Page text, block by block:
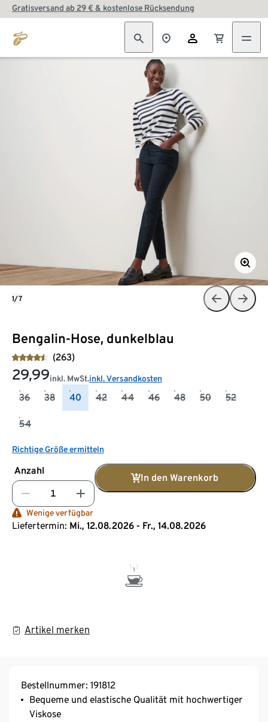
Gratisversand ab 29 € & kostenlose Rücksendung
Bengalin-Hose, dunkelblau
(263)
29,99inkl. MwSt.inkl. Versandkosten
36 38 40 42 44 46 48 50 52
54
Richtige Größe ermitteln
Anzahl
In den Warenkorb
Wenige verfügbar
Liefertermin: Mi., 12.08.2026 - Fr., 14.08.2026
Artikel merken
1/7
Bestellnummer: 191812
Bequeme und elastische Qualität mit hochwertiger
Viskose